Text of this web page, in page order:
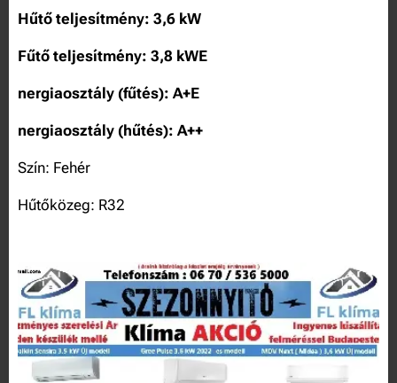
Hűtő teljesítmény: 3,6 kW
Fűtő teljesítmény: 3,8 kWE
nergiaosztály (fűtés): A+E
nergiaosztály (hűtés): A++
Szín: Fehér
Hűtőközeg: R32